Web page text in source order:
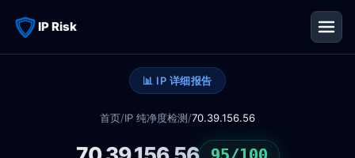
IP Risk
📊 IP 详细报告
首页/IP 纯净度检测/70.39.156.56